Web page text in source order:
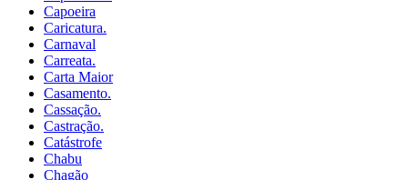
Capoeira
Caricatura.
Carnaval
Carreata.
Carta Maior
Casamento.
Cassação.
Castração.
Catástrofe
Chabu
Chagão